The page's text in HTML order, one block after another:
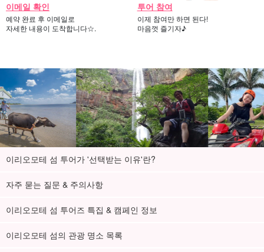
이메일 확인
예약 완료 후 이메일로
자세한 내용이 도착합니다☆.
투어 참여
이제 참여만 하면 된다!
마음껏 즐기자♪
이리오모테 섬 투어가 '선택받는 이유'란?
자주 묻는 질문 & 주의사항
이리오모테 섬 투어즈 특집 & 캠페인 정보
이리오모테 섬의 관광 명소 목록